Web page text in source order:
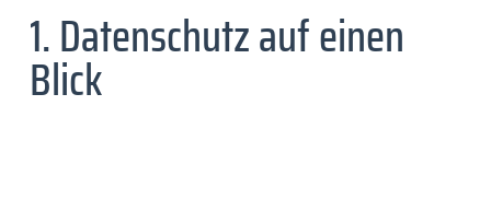
1. Datenschutz auf einen
Blick